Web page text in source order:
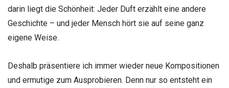
darin liegt die Schönheit: Jeder Duft erzählt eine andere
Geschichte – und jeder Mensch hört sie auf seine ganz
eigene Weise.
Deshalb präsentiere ich immer wieder neue Kompositionen
und ermutige zum Ausprobieren. Denn nur so entsteht ein